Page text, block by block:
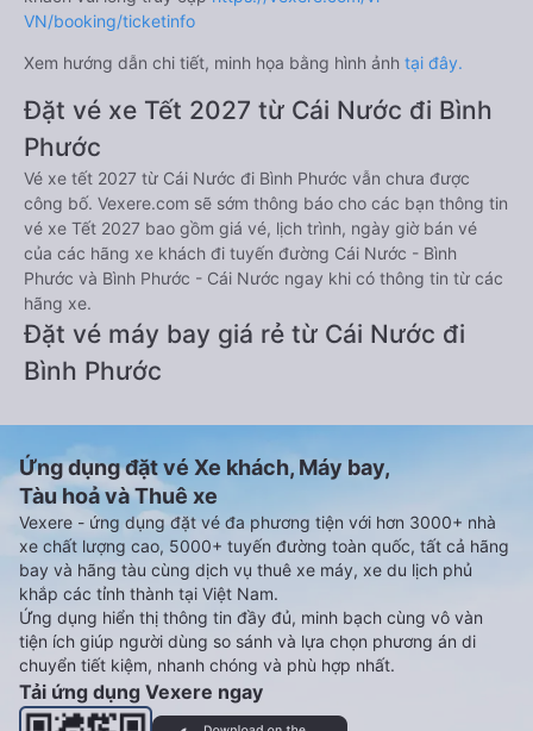
VN/booking/ticketinfo
Xem hướng dẫn chi tiết, minh họa bằng hình ảnh tại đây.
Đặt vé xe Tết 2027 từ Cái Nước đi Bình
Phước
Vé xe tết 2027 từ Cái Nước đi Bình Phước vẫn chưa được
công bố. Vexere.com sẽ sớm thông báo cho các bạn thông tin
vé xe Tết 2027 bao gồm giá vé, lịch trình, ngày giờ bán vé
của các hãng xe khách đi tuyến đường Cái Nước - Bình
Phước và Bình Phước - Cái Nước ngay khi có thông tin từ các
hãng xe.
Đặt vé máy bay giá rẻ từ Cái Nước đi
Bình Phước
Ứng dụng đặt vé Xe khách, Máy bay,
Tàu hoả và Thuê xe
Vexere - ứng dụng đặt vé đa phương tiện với hơn 3000+ nhà
xe chất lượng cao, 5000+ tuyến đường toàn quốc, tất cả hãng
bay và hãng tàu cùng dịch vụ thuê xe máy, xe du lịch phủ
khắp các tỉnh thành tại Việt Nam.
Ứng dụng hiển thị thông tin đầy đủ, minh bạch cùng vô vàn
tiện ích giúp người dùng so sánh và lựa chọn phương án di
chuyển tiết kiệm, nhanh chóng và phù hợp nhất.
Tải ứng dụng Vexere ngay